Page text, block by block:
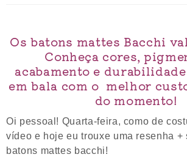
Os batons mattes Bacchi
Conheça cores,
acabamento e
em bala com o melhor
do momento!
Oi pessoal! Quarta-feira, como de
vídeo e hoje eu trouxe uma resenha +
batons mattes bacchi!